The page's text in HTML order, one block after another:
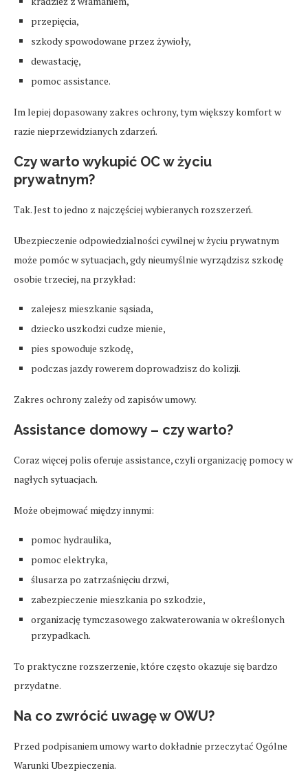
przepięcia,
szkody spowodowane przez żywioły,
dewastację,
pomoc assistance.
Im lepiej dopasowany zakres ochrony, tym większy komfort w
razie nieprzewidzianych zdarzeń.
Czy warto wykupić OC w życiu
prywatnym?
Tak. Jest to jedno z najczęściej wybieranych rozszerzeń.
Ubezpieczenie odpowiedzialności cywilnej w życiu prywatnym
może pomóc w sytuacjach, gdy nieumyślnie wyrządzisz szkodę
osobie trzeciej, na przykład:
zalejesz mieszkanie sąsiada,
dziecko uszkodzi cudze mienie,
pies spowoduje szkodę,
podczas jazdy rowerem doprowadzisz do kolizji.
Zakres ochrony zależy od zapisów umowy.
Assistance domowy – czy warto?
Coraz więcej polis oferuje assistance, czyli organizację pomocy w
nagłych sytuacjach.
Może obejmować między innymi:
pomoc hydraulika,
pomoc elektryka,
ślusarza po zatrzaśnięciu drzwi,
zabezpieczenie mieszkania po szkodzie,
organizację tymczasowego zakwaterowania w określonych
przypadkach.
To praktyczne rozszerzenie, które często okazuje się bardzo
przydatne.
Na co zwrócić uwagę w OWU?
Przed podpisaniem umowy warto dokładnie przeczytać Ogólne
Warunki Ubezpieczenia.